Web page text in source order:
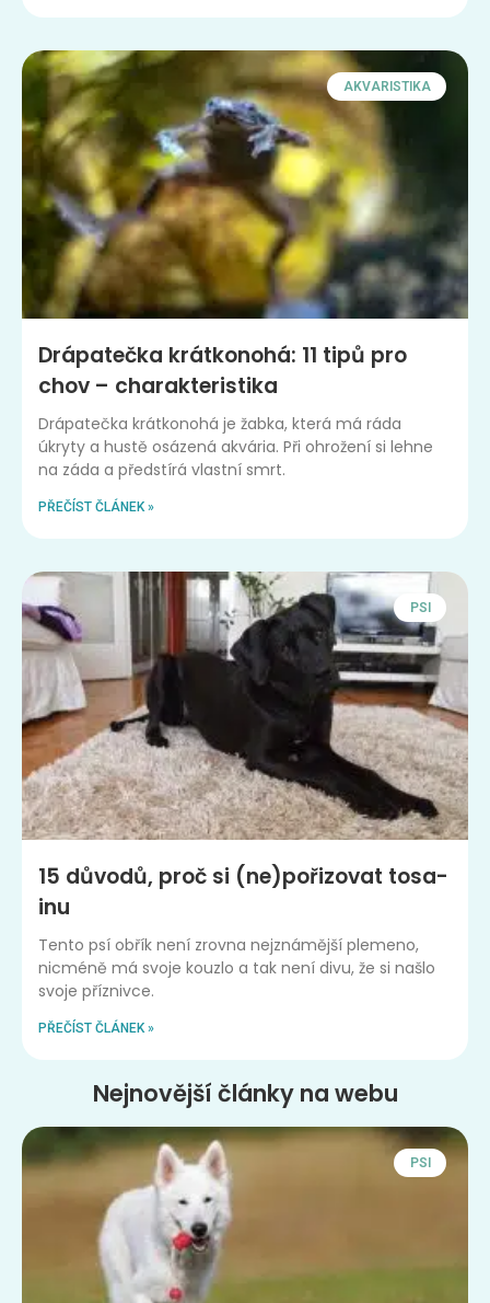
AKVARISTIKA
Drápatečka krátkonohá: 11 tipů pro
chov – charakteristika
Drápatečka krátkonohá je žabka, která má ráda
úkryty a hustě osázená akvária. Při ohrožení si lehne
na záda a předstírá vlastní smrt.
PŘEČÍST ČLÁNEK »
PSI
15 důvodů, proč si (ne)pořizovat tosa-
inu
Tento psí obřík není zrovna nejznámější plemeno,
nicméně má svoje kouzlo a tak není divu, že si našlo
svoje příznivce.
PŘEČÍST ČLÁNEK »
Nejnovější články na webu
PSI